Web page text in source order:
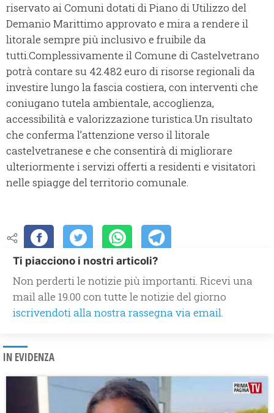
riservato ai Comuni dotati di Piano di Utilizzo del
Demanio Marittimo approvato e mira a rendere il
litorale sempre più inclusivo e fruibile da
tutti.Complessivamente il Comune di Castelvetrano
potrà contare su 42.482 euro di risorse regionali da
investire lungo la fascia costiera, con interventi che
coniugano tutela ambientale, accoglienza,
accessibilità e valorizzazione turistica.Un risultato
che conferma l’attenzione verso il litorale
castelvetranese e che consentirà di migliorare
ulteriormente i servizi offerti a residenti e visitatori
nelle spiagge del territorio comunale.
Ti piacciono i nostri articoli?
Non perderti le notizie più importanti. Ricevi una
mail alle 19.00 con tutte le notizie del giorno
iscrivendoti alla nostra rassegna via email.
IN EVIDENZA